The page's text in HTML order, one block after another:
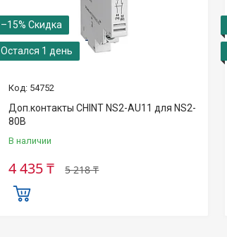
–15%
Остался 1 день
54752
Доп.контакты CHINT NS2-AU11 для NS2-
80B
В наличии
5 218 ₸
4 435 ₸